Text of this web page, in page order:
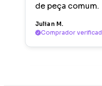
de peça comum.
Julian M.
Comprador